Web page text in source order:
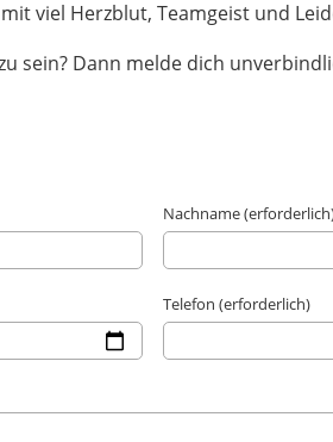
viel Herzblut, Teamgeist und
sein? Dann melde dich
Nachname
Telefon (erforderlich)